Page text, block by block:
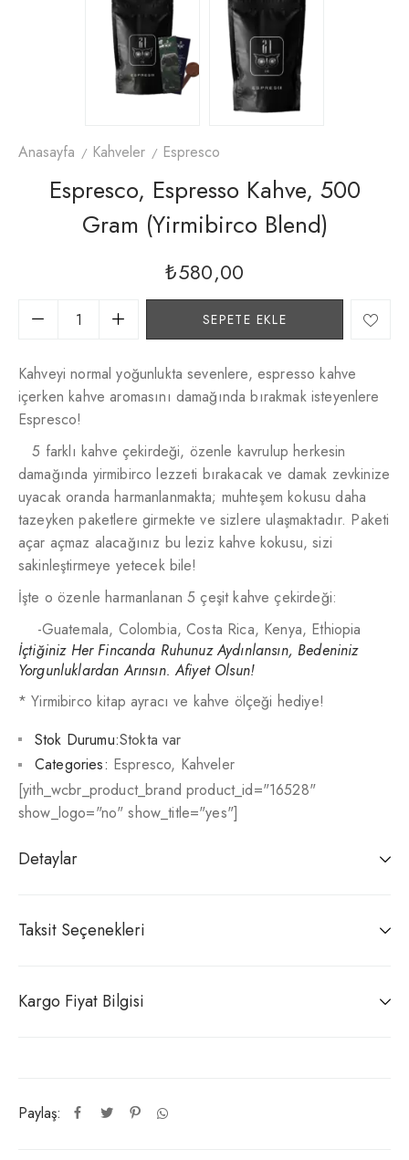
Anasayfa Kahveler Espresco
Espresco, Espresso Kahve, 500
Gram (yirmibirco Blend)
₺580,00
SEPETE EKLE
Kahveyi normal yoğunlukta sevenlere, espresso kahve
içerken kahve aromasını damağında bırakmak isteyenlere
Espresco!
5 farklı kahve çekirdeği, özenle kavrulup herkesin
damağında yirmibirco lezzeti bırakacak ve damak zevkinize
uyacak oranda harmanlanmakta; muhteşem kokusu daha
tazeyken paketlere girmekte ve sizlere ulaşmaktadır. Paketi
açar açmaz alacağınız bu leziz kahve kokusu, sizi
sakinleştirmeye yetecek bile!
İşte o özenle harmanlanan 5 çeşit kahve çekirdeği:
-Guatemala, Colombia, Costa Rica, Kenya, Ethiopia
İçtiğiniz Her Fincanda Ruhunuz Aydınlansın, Bedeniniz
Yorgunluklardan Arınsın. Afiyet Olsun!
* Yirmibirco kitap ayracı ve kahve ölçeği hediye!
Stok Durumu:Stokta var
Paylaş:
Categories: Espresco, Kahveler
[yith_wcbr_product_brand product_id="16528"
show_logo="no" show_title="yes"]
Detaylar
Taksit Seçenekleri
Kargo Fiyat Bilgisi